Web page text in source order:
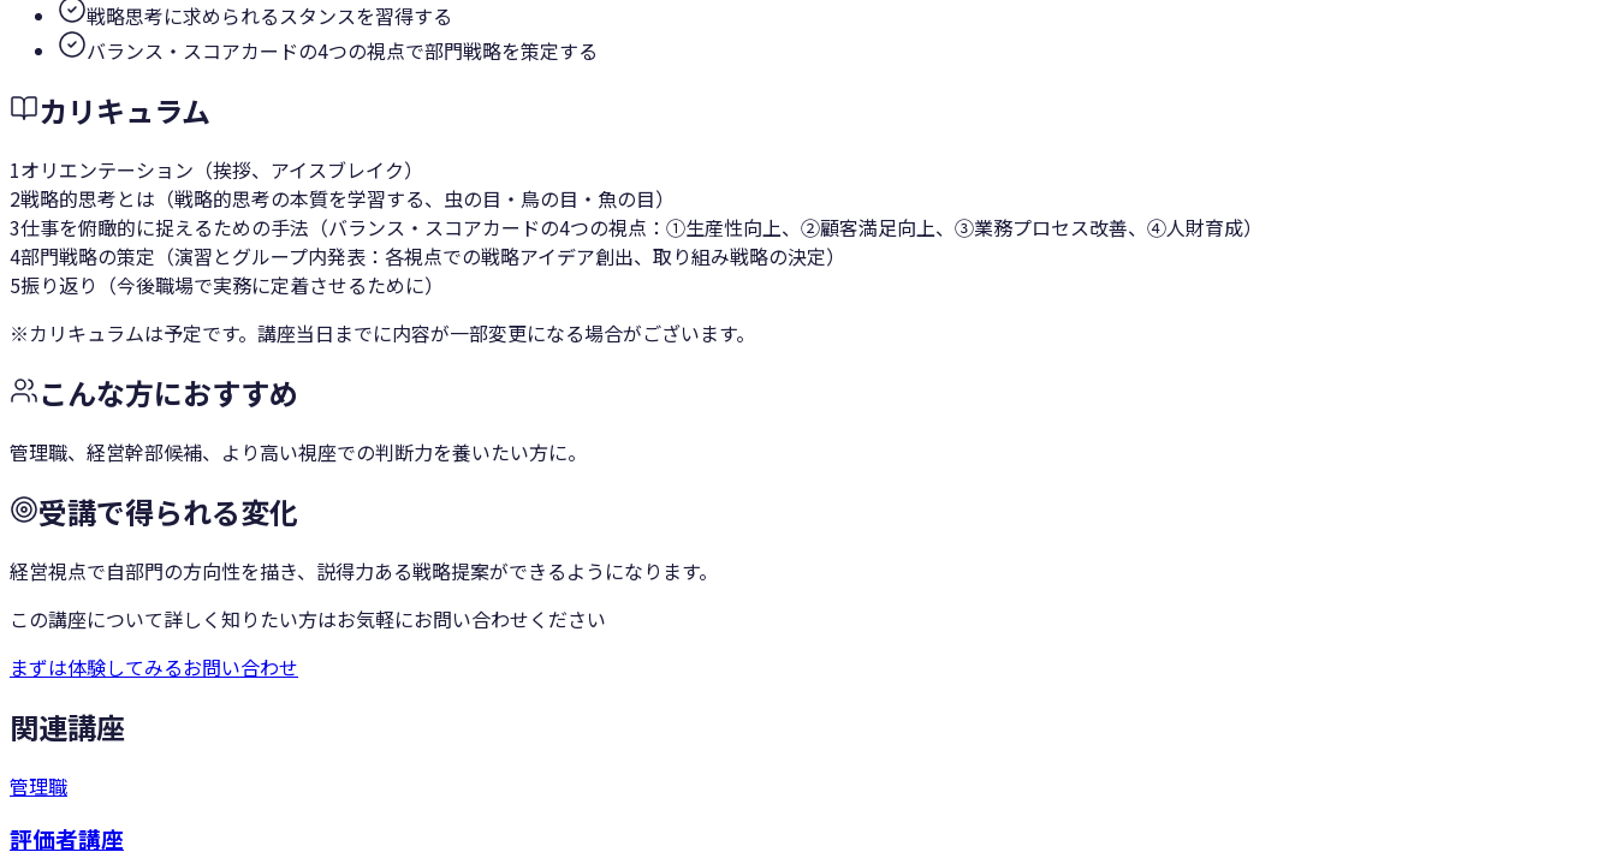
戦略思考に求められるスタンスを習得する
バランス・スコアカードの4つの視点で部門戦略を策定する
カリキュラム
1オリエンテーション（挨拶、アイスブレイク）
2戦略的思考とは（戦略的思考の本質を学習する、虫の目・鳥の目・魚の目）
3仕事を俯瞰的に捉えるための手法（バランス・スコアカードの4つの視点：①生産性向上、②顧客満足向上、③業務プロセス改善、④人財育成）
4部門戦略の策定（演習とグループ内発表：各視点での戦略アイデア創出、取り組み戦略の決定）
5振り返り（今後職場で実務に定着させるために）
※カリキュラムは予定です。講座当日までに内容が一部変更になる場合がございます。
こんな方におすすめ
管理職、経営幹部候補、より高い視座での判断力を養いたい方に。
受講で得られる変化
経営視点で自部門の方向性を描き、説得力ある戦略提案ができるようになります。
この講座について詳しく知りたい方はお気軽にお問い合わせください
まずは体験してみるお問い合わせ
関連講座
管理職
評価者講座